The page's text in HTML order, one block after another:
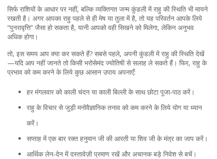
सिर्फ राशियों के आधार पर नहीं, बल्कि व्यक्तिगत जन्म कुंडली में राहु की स्थिति भी मायने
रखती है। अगर आपका राहु पहले से ही मेष या तुला में है, तो यह परिवर्तन आपके लिये
“पुनरावृत्ति” जैसा हो सकता है, यानी आपको वही सिखने को मिलेगा, लेकिन अनुभव
अधिक होगा।
तो, इस समय आप क्या कर सकते हैं? सबसे पहले, अपनी कुंडली में राहु की स्थिति देखें
—यदि आप नहीं जानते तो किसी भरोसेमंद ज्योतिषी से सलाह ले सकते हैं। फिर, राहु के
प्रभाव को कम करने के लिये कुछ आसान उपाय अपनाएँ:
हर मंगलवार को काली चंदन या काली बिल्ली के साथ छोटा पूजा‑पाठ करें।
राहु के विचार से जुड़ी मनोवैज्ञानिक तनाव को कम करने के लिये योग या ध्यान
करें।
सप्ताह में एक बार रक्त हनुमान जी की आरती या शिव जी के मंत्र का जाप करें।
आर्थिक लेन‑देन में दस्तावेज़ी प्रमाण रखें और अचानक बड़े निवेश से बचें।